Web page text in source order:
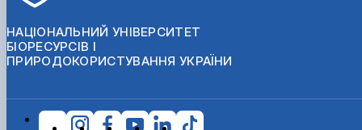
НАЦІОНАЛЬНИЙ УНІВЕРСИТЕТ
БІОРЕСУРСІВ І
ПРИРОДОКОРИСТУВАННЯ УКРАЇНИ